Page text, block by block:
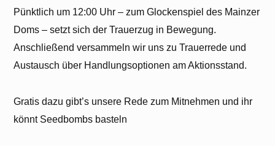
Pünktlich um 12:00 Uhr – zum Glockenspiel des Mainzer
Doms – setzt sich der Trauerzug in Bewegung.
Anschließend versammeln wir uns zu Trauerrede und
Austausch über Handlungsoptionen am Aktionsstand.
Gratis dazu gibt’s unsere Rede zum Mitnehmen und ihr
könnt Seedbombs basteln